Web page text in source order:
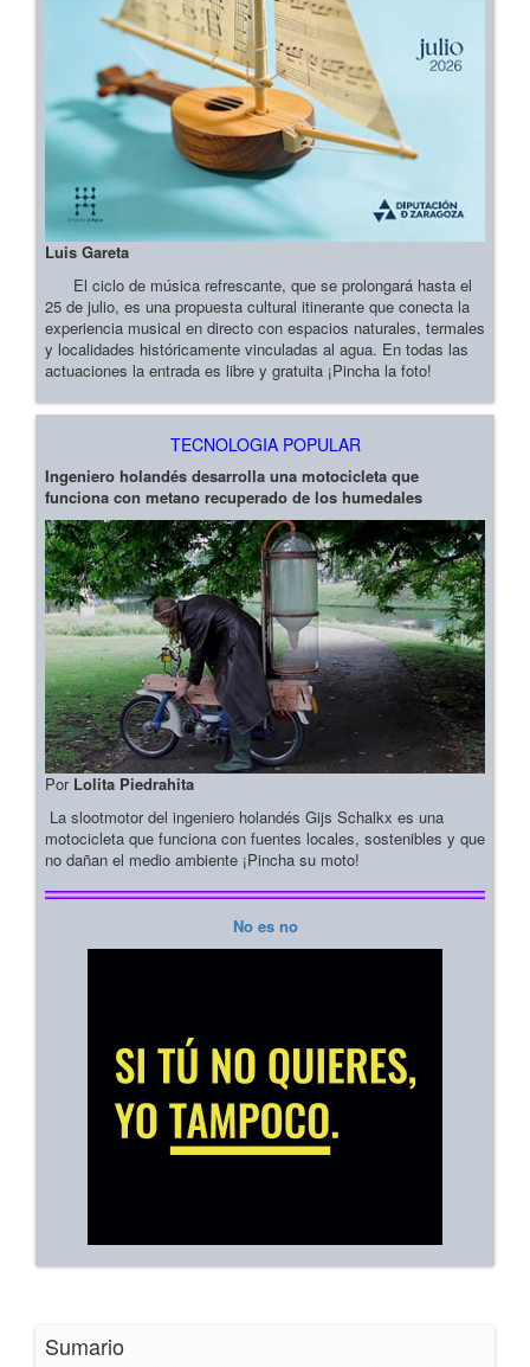
Luis Gareta
El ciclo de música refrescante, que se prolongará hasta el
25 de julio, es una propuesta cultural itinerante que conecta la
experiencia musical en directo con espacios naturales, termales
y localidades históricamente vinculadas al agua. En todas las
actuaciones la entrada es libre y gratuita ¡Pincha la foto!
TECNOLOGIA POPULAR
Ingeniero holandés desarrolla una motocicleta que
funciona con metano recuperado de los humedales
Por Lolita Piedrahita
La slootmotor del ingeniero holandés Gijs Schalkx es una
motocicleta que funciona con fuentes locales, sostenibles y que
no dañan el medio ambiente ¡Pincha su moto!
No es no
Sumario